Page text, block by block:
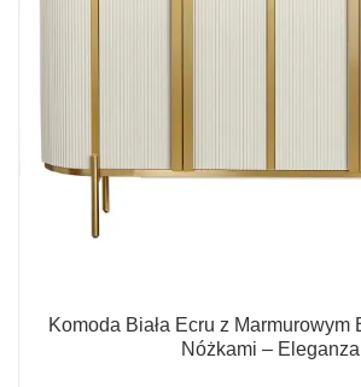
Komoda Biała Ecru z Marmurowym
Nóżkami – Eleganza